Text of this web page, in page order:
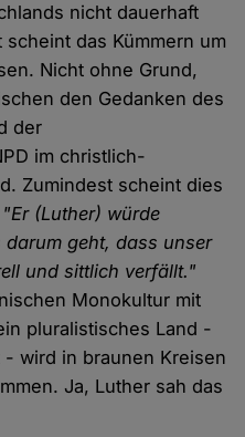
nicht dauerhaft
das Kümmern um
Nicht ohne Grund,
den Gedanken des
der
im christlich-
Zumindest scheint dies
"Er (Luther) würde
geht, dass unser
und sittlich verfällt."
Monokultur mit
pluralistisches Land -
wird in braunen Kreisen
Ja, Luther sah das